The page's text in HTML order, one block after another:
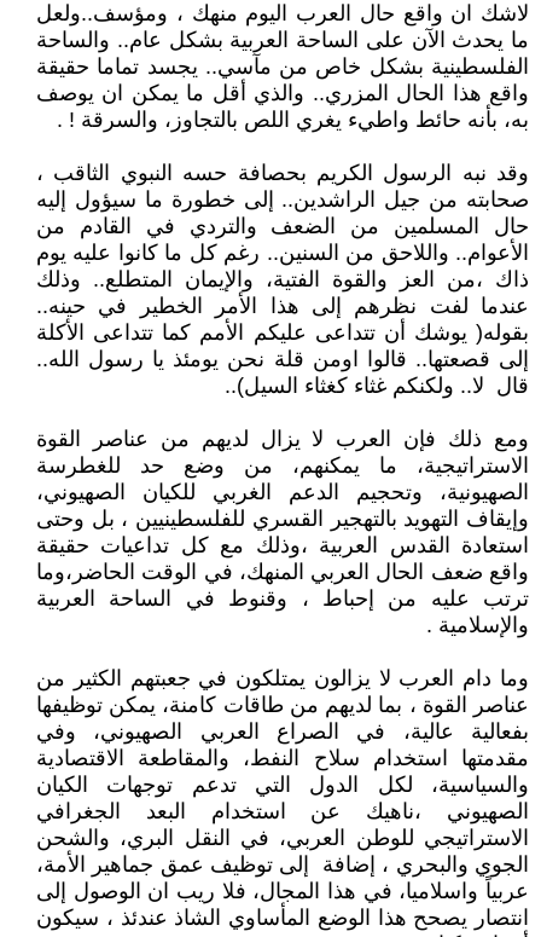
لاشك ان واقع حال العرب اليوم منهك ، ومؤسف..ولعل
ما يحدث الآن على الساحة العربية بشكل عام.. والساحة
الفلسطينية بشكل خاص من مآسي.. يجسد تماما حقيقة
واقع هذا الحال المزري.. والذي أقل ما يمكن ان يوصف
به، بأنه حائط واطيء يغري اللص بالتجاوز، والسرقة ! .
وقد نبه الرسول الكريم بحصافة حسه النبوي الثاقب ،
صحابته من جيل الراشدين.. إلى خطورة ما سيؤول إليه
حال المسلمين من الضعف والتردي في القادم من
الأعوام.. واللاحق من السنين.. رغم كل ما كانوا عليه يوم
ذاك ،من العز والقوة الفتية، والإيمان المتطلع.. وذلك
عندما لفت نظرهم إلى هذا الأمر الخطير في حينه..
بقوله( يوشك أن تتداعى عليكم الأمم كما تتداعى الأكلة
إلى قصعتها.. قالوا اومن قلة نحن يومئذ يا رسول الله..
قال لا.. ولكنكم غثاء كغثاء السيل)..
ومع ذلك فإن العرب لا يزال لديهم من عناصر القوة
الاستراتيجية، ما يمكنهم، من وضع حد للغطرسة
الصهيونية، وتحجيم الدعم الغربي للكيان الصهيوني،
وإيقاف التهويد بالتهجير القسري للفلسطينيين ، بل وحتى
استعادة القدس العربية ،وذلك مع كل تداعيات حقيقة
واقع ضعف الحال العربي المنهك، في الوقت الحاضر،وما
ترتب عليه من إحباط ، وقنوط في الساحة العربية
والإسلامية .
وما دام العرب لا يزالون يمتلكون في جعبتهم الكثير من
عناصر القوة ، بما لديهم من طاقات كامنة، يمكن توظيفها
بفعالية عالية، في الصراع العربي الصهيوني، وفي
مقدمتها استخدام سلاح النفط، والمقاطعة الاقتصادية
والسياسية، لكل الدول التي تدعم توجهات الكيان
الصهيوني ،ناهيك عن استخدام البعد الجغرافي
الاستراتيجي للوطن العربي، في النقل البري، والشحن
الجوي والبحري ، إضافة إلى توظيف عمق جماهير الأمة،
عربياً واسلاميا، في هذا المجال، فلا ريب ان الوصول إلى
انتصار يصحح هذا الوضع المأساوي الشاذ عندئذ ، سيكون